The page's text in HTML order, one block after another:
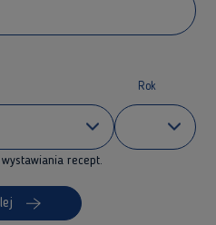
Rok
recept.